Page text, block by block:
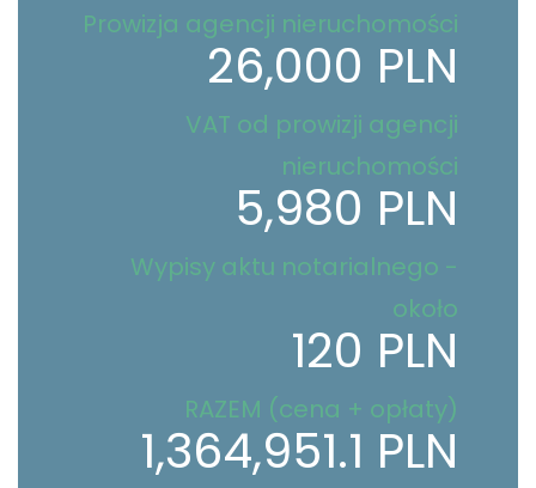
Prowizja agencji nieruchomości
26,000 PLN
VAT od prowizji agencji
nieruchomości
5,980 PLN
Wypisy aktu notarialnego -
około
120 PLN
RAZEM (cena + opłaty)
1,364,951.1 PLN